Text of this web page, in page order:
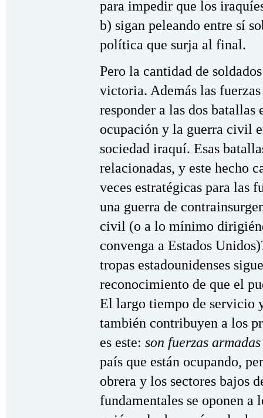
para impedir que los
b) sigan peleando entre sí
política que surja al final.
Pero la cantidad de
victoria. Además las
responder a las dos
ocupación y la guerra civil
sociedad iraquí. Esas
relacionadas, y este hecho
veces estratégicas para las
una guerra de
civil (o a lo mínimo
convenga a Estados
tropas estadounidenses
reconocimiento de que el
El largo tiempo de servicio
también contribuyen a los
es este: son fuerzas
país que están ocupando,
obrera y los sectores bajos
fundamentales se oponen